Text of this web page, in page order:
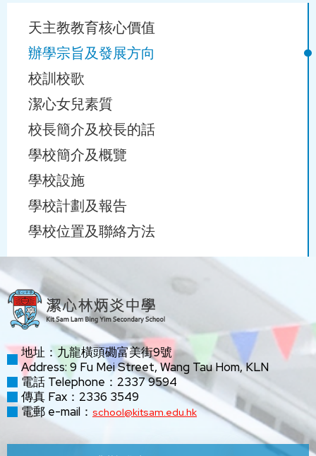
Main
navigation
天主教教育核心價值
辦學宗旨及發展方向
校訓校歌
潔心女兒素質
校長簡介及校長的話
學校簡介及概覽
學校設施
學校計劃及報告
學校位置及聯絡方法
地址：九龍橫頭磡富美街9號
Address: 9 Fu Mei Street, Wang Tau Hom, KLN
電話 Telephone：2337 9594
傳真 Fax：2336 3549
電郵 e-mail： school@kitsam.edu.hk